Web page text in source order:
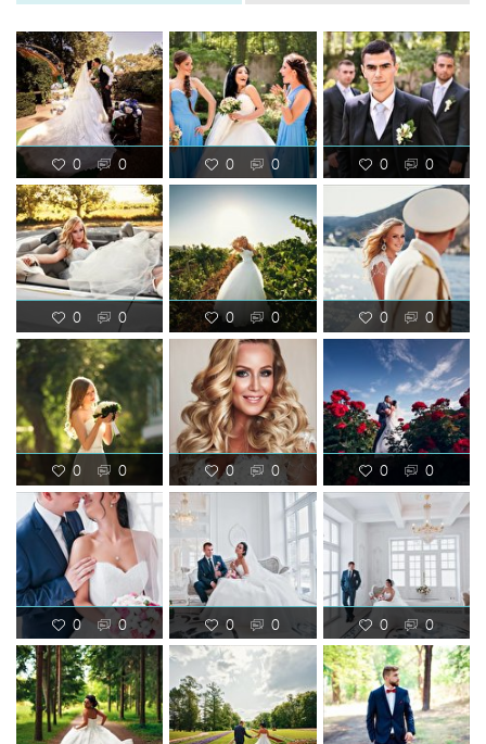
0 0 0 0 0 0
0 0 0 0 0 0
0 0 0 0 0 0
0 0 0 0 0 0